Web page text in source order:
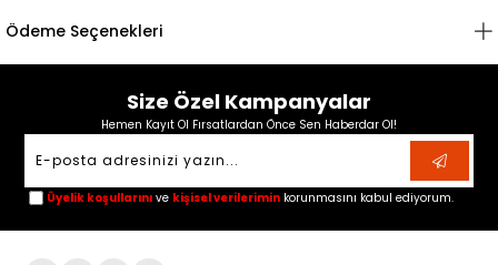
Ödeme Seçenekleri
Size Özel Kampanyalar
Hemen Kayıt Ol Fırsatlardan Önce Sen Haberdar Ol!
Üyelik koşullarını ve kişisel verilerimin korunmasını kabul ediyorum.